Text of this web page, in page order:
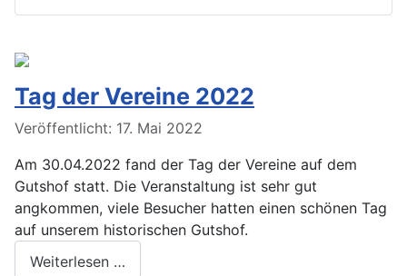
Tag der Vereine 2022
Veröffentlicht: 17. Mai 2022
Am 30.04.2022 fand der Tag der Vereine auf dem
Gutshof statt. Die Veranstaltung ist sehr gut
angkommen, viele Besucher hatten einen schönen Tag
auf unserem historischen Gutshof.
Weiterlesen …